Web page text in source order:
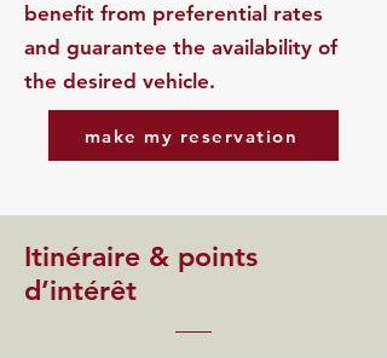
benefit from preferential rates
and guarantee the availability of
the desired vehicle.
make my reservation
Itinéraire & points
d’intérêt